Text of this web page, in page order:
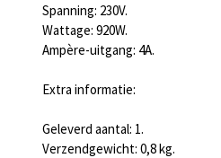
Spanning: 230V.
Wattage: 920W.
Ampère-uitgang: 4A.
Extra informatie:
Geleverd aantal: 1.
Verzendgewicht: 0,8 kg.